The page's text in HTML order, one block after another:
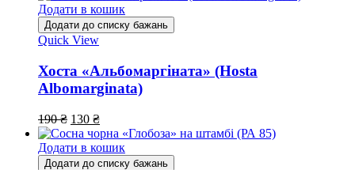
Додати в кошик
Додати до списку бажань
Quick View
Хоста «Альбомаргіната» (Hosta
Albomarginata)
190₴ 130 ₴
Додати в кошик
Додати до списку бажань